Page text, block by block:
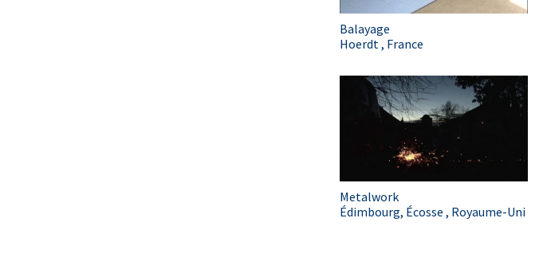
Balayage
Hoerdt , France
Metalwork
Édimbourg, Écosse , Royaume-Uni